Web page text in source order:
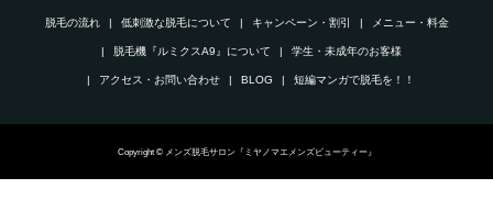
脱毛の流れ 低刺激な脱毛について キャンペーン・割引 メニュー・料金
脱毛機『ルミクスA9』について 学生・未成年のお客様
アクセス・お問い合わせ BLOG 短編マンガで脱毛を！！
Copyright © メンズ脱毛サロン『ミヤノマエメンズビューティー』